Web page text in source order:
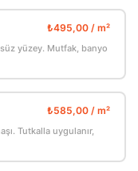
yüzey. Mutfak, banyo
Tutkalla uygulanır,